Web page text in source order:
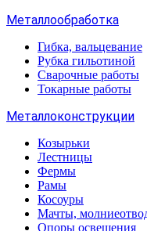
Металлообработка
Гибка, вальцевание
Рубка гильотиной
Сварочные работы
Токарные работы
Металлоконструкции
Козырьки
Лестницы
Фермы
Рамы
Косоуры
Мачты,
Опоры освещения